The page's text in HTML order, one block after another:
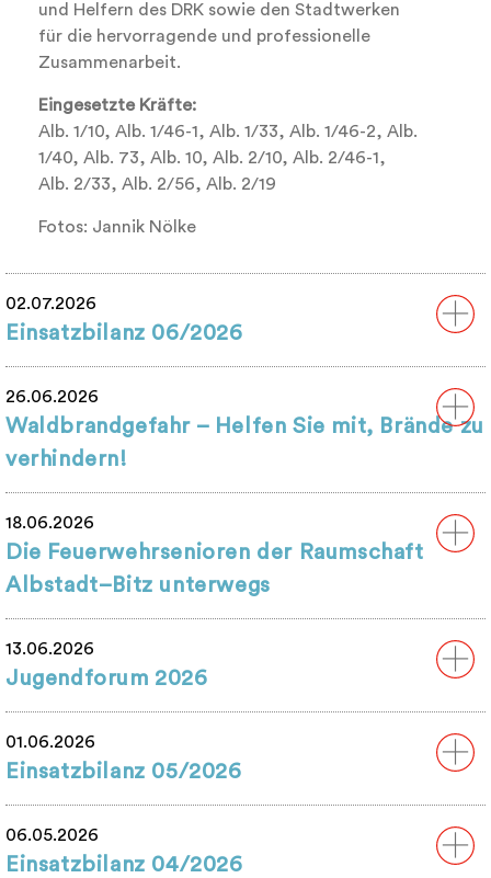
und Helfern des DRK sowie den Stadtwerken
für die hervorragende und professionelle
Zusammenarbeit.
Eingesetzte Kräfte:
Alb. 1/10, Alb. 1/46-1, Alb. 1/33, Alb. 1/46-2, Alb.
1/40, Alb. 73, Alb. 10, Alb. 2/10, Alb. 2/46-1,
Alb. 2/33, Alb. 2/56, Alb. 2/19
Fotos: Jannik Nölke
02.07.2026
Einsatzbilanz 06/2026
26.06.2026
Waldbrandgefahr – Helfen Sie mit, Brände zu
verhindern!
18.06.2026
Die Feuerwehrsenioren der Raumschaft
Albstadt–Bitz unterwegs
13.06.2026
Jugendforum 2026
01.06.2026
Einsatzbilanz 05/2026
06.05.2026
Einsatzbilanz 04/2026